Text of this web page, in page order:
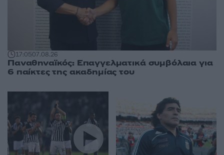
17:0507.08.26
Παναθηναϊκός: Επαγγελματικά συμβόλαια για
6 παίκτες της ακαδημίας του